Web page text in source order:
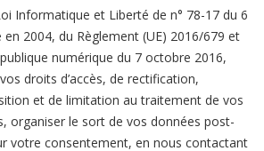
Informatique et Liberté de n° 78-17 du 6
2004, du Règlement (UE) 2016/679 et
numérique du 7 octobre 2016,
droits d’accès, de rectification,
et de limitation au traitement de vos
organiser le sort de vos données post-
votre consentement, en nous contactant